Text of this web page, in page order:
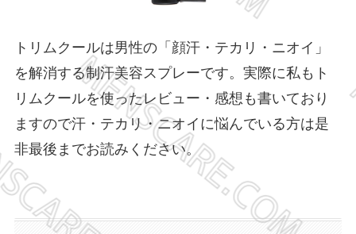
トリムクールは男性の「顔汗・テカリ・ニオイ」
を解消する制汗美容スプレーです。実際に私もト
リムクールを使ったレビュー・感想も書いており
ますので汗・テカリ・ニオイに悩んでいる方は是
非最後までお読みください。